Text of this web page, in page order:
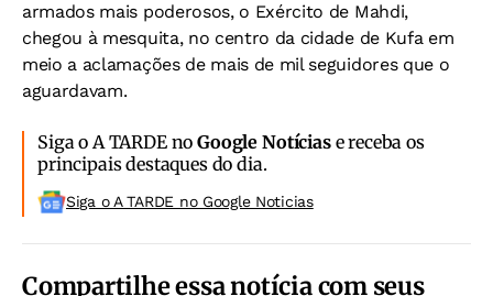
armados mais poderosos, o Exército de Mahdi,
chegou à mesquita, no centro da cidade de Kufa em
meio a aclamações de mais de mil seguidores que o
aguardavam.
Siga o A TARDE noGoogle Notíciase receba os
principais destaques do dia.
Siga o A TARDE no Google Noticias
Compartilhe essa notícia com seus